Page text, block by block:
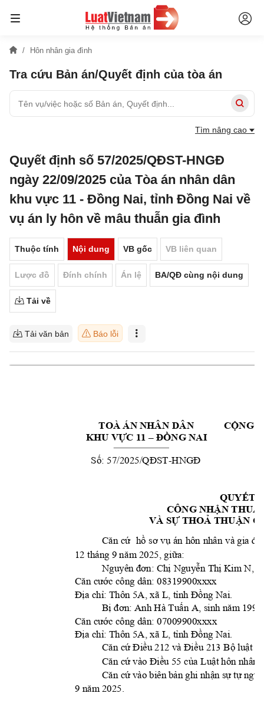
Hôn nhân gia đình
Tra cứu Bản án/Quyết định của tòa án
Tìm nâng cao
Quyết định số 57/2025/QĐST-HNGĐ
ngày 22/09/2025 của Tòa án nhân dân
khu vực 11 - Đồng Nai, tỉnh Đồng Nai về
vụ án ly hôn về mâu thuẫn gia đình
Thuộc tính Nội dung VB gốc VB liên quan
Lược đồ Đính chính Án lệ BA/QĐ cùng nội dung
Tải về
Tải văn bản Báo lỗi
TOÀ ÁN NHÂN DÂN
KHU VỰC 11 – ĐỒNG NAI
  S
ố: 57/2025/QĐST-HNGĐ
CỘNG
QUYẾT
CÔNG NHẬN THUẬ
VÀ SỰ THOẢ THUẬN C
Căn cứ hồ sơ vụ án hôn nhân và gia
12 tháng 9 năm 2025, giữa:
Nguyên đơn: Chị Nguyễn Thị Kim N,
Căn cước công dân: 08319900xxxx
Địa chỉ: Thôn 5A, xã L, tỉnh Đồng Nai.
Bị đơn: Anh Hà Tuấn A , sinh năm 1999
Căn cước công dân: 07009900xxxx
Địa chỉ: Thôn 5A, xã L, tỉnh Đồng Nai.
Căn cứ Điều 212 và Điều 213 Bộ luật t
Căn cứ vào Điều 55 của Luật hôn nhân
Căn cứvào biên bản ghi nhận sựtự nguy
9 năm 2025.